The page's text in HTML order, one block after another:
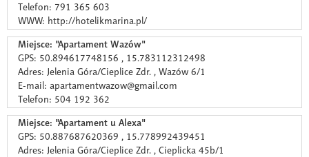
Telefon: 791 365 603
WWW: http://hotelikmarina.pl/
Miejsce: "Apartament Wazów"
GPS: 50.894617748156 , 15.783112312498
Adres: Jelenia Góra/Cieplice Zdr. , Wazów 6/1
E-mail: apartamentwazow@gmail.com
Telefon: 504 192 362
Miejsce: "Apartament u Alexa"
GPS: 50.887687620369 , 15.778992439451
Adres: Jelenia Góra/Cieplice Zdr. , Cieplicka 45b/1